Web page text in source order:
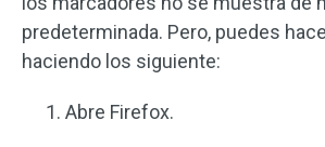
predeterminada. Pero, puedes
haciendo los siguiente:
Abre Firefox.